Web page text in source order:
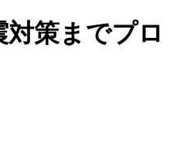
策までプロ